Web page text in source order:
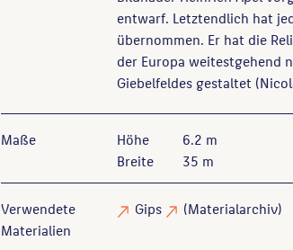
entwarf. Letztendlich hat
übernommen. Er hat die
der Europa weitestgehend
Giebelfeldes gestaltet
Maße
Höhe
Breite
6.2 m
35 m
Verwendete
Materialien
Gips (Materialarchiv)